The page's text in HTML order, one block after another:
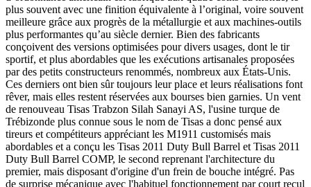
plus souvent avec une finition équivalente à l’original, voire souvent
meilleure grâce aux progrès de la métallurgie et aux machines-outils
plus performantes qu’au siècle dernier. Bien des fabricants
conçoivent des versions optimisées pour divers usages, dont le tir
sportif, et plus abordables que les exécutions artisanales proposées
par des petits constructeurs renommés, nombreux aux États-Unis.
Ces derniers ont bien sûr toujours leur place et leurs réalisations font
rêver, mais elles restent réservées aux bourses bien garnies. Un vent
de renouveau Tisas Trabzon Silah Sanayi AS, l'usine turque de
Trébizonde plus connue sous le nom de Tisas a donc pensé aux
tireurs et compétiteurs appréciant les M1911 customisés mais
abordables et a conçu les Tisas 2011 Duty Bull Barrel et Tisas 2011
Duty Bull Barrel COMP, le second reprenant l'architecture du
premier, mais disposant d'origine d'un frein de bouche intégré. Pas
de surprise mécanique avec l'habituel fonctionnement par court recul